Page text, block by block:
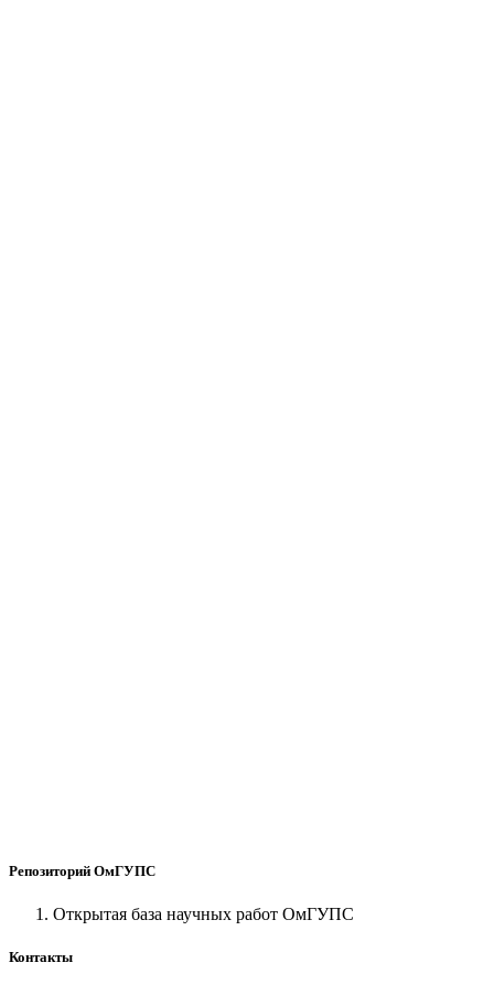
Репозиторий ОмГУПС
Открытая база научных работ ОмГУПС
Контакты